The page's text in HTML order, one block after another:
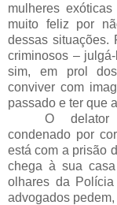
mulheres
muito feliz por
dessas situações.
criminosos –
sim, em prol
conviver com
passado e ter que
O delator
condenado por
está com a prisão
chega à sua
olhares da
advogados